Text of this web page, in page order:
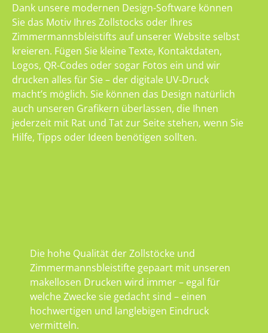
Dank unsere modernen Design-Software können
Sie das Motiv Ihres Zollstocks oder Ihres
Zimmermannsbleistifts auf unserer Website selbst
kreieren. Fügen Sie kleine Texte, Kontaktdaten,
Logos, QR-Codes oder sogar Fotos ein und wir
drucken alles für Sie – der digitale UV-Druck
macht’s möglich. Sie können das Design natürlich
auch unseren Grafikern überlassen, die Ihnen
jederzeit mit Rat und Tat zur Seite stehen, wenn Sie
Hilfe, Tipps oder Ideen benötigen sollten.
Die hohe Qualität der Zollstöcke und
Zimmermannsbleistifte gepaart mit unseren
makellosen Drucken wird immer – egal für
welche Zwecke sie gedacht sind – einen
hochwertigen und langlebigen Eindruck
vermitteln.